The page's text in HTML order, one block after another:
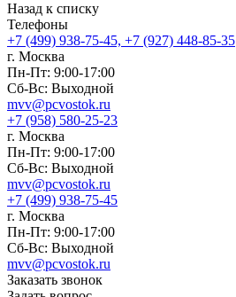
Назад к списку
Телефоны
+7 (499) 938-75-45, +7 (927) 448-85-35
г. Москва
Пн-Пт: 9:00-17:00
Сб-Вс: Выходной
mvv@pcvostok.ru
+7 (958) 580-25-23
г. Москва
Пн-Пт: 9:00-17:00
Сб-Вс: Выходной
mvv@pcvostok.ru
+7 (499) 938-75-45
г. Москва
Пн-Пт: 9:00-17:00
Сб-Вс: Выходной
mvv@pcvostok.ru
Заказать звонок